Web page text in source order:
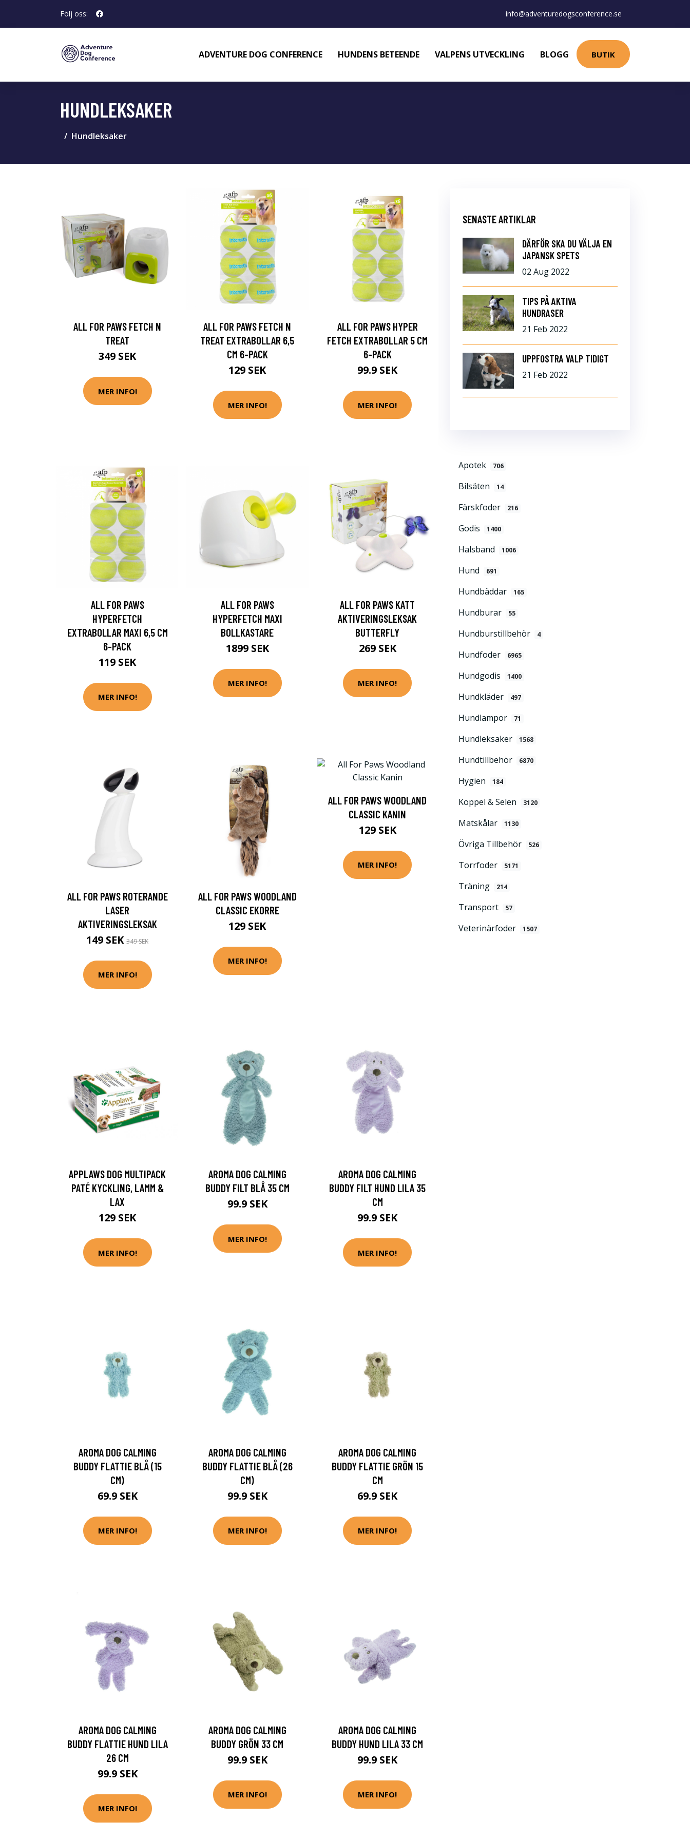
Följ oss: info@adventuredogsconference.se
ADVENTURE DOG CONFERENCE HUNDENS BETEENDE VALPENS UTVECKLING BLOGG BUTIK
HUNDLEKSAKER
Hundleksaker
SENASTE ARTIKLAR
DÄRFÖR SKA DU VÄLJA EN
JAPANSK SPETS
02 Aug 2022
TIPS PÅ AKTIVA
HUNDRASER
21 Feb 2022
UPPFOSTRA VALP TIDIGT
21 Feb 2022
Apotek 706
Bilsäten 14
Färskfoder 216
Godis 1400
Halsband 1006
Hund 691
Hundbäddar 165
Hundburar 55
Hundburstillbehör 4
Hundfoder 6965
Hundgodis 1400
Hundkläder 497
Hundlampor 71
Hundleksaker 1568
Hundtillbehör 6870
Hygien 184
Koppel & Selen 3120
Matskålar 1130
Övriga Tillbehör 526
Torrfoder 5171
Träning 214
Transport 57
Veterinärfoder 1507
ALL FOR PAWS FETCH N
TREAT
349 SEK
MER INFO!
ALL FOR PAWS FETCH N
TREAT EXTRABOLLAR 6,5
CM 6-PACK
129 SEK
MER INFO!
ALL FOR PAWS HYPER
FETCH EXTRABOLLAR 5 CM
6-PACK
99.9 SEK
MER INFO!
ALL FOR PAWS
HYPERFETCH
EXTRABOLLAR MAXI 6,5 CM
6-PACK
119 SEK
MER INFO!
ALL FOR PAWS
HYPERFETCH MAXI
BOLLKASTARE
1899 SEK
MER INFO!
ALL FOR PAWS KATT
AKTIVERINGSLEKSAK
BUTTERFLY
269 SEK
MER INFO!
ALL FOR PAWS ROTERANDE
LASER
AKTIVERINGSLEKSAK
149 SEK349 SEK
MER INFO!
ALL FOR PAWS WOODLAND
CLASSIC EKORRE
129 SEK
MER INFO!
ALL FOR PAWS WOODLAND
CLASSIC KANIN
129 SEK
MER INFO!
APPLAWS DOG MULTIPACK
PATÉ KYCKLING, LAMM &
LAX
129 SEK
MER INFO!
AROMA DOG CALMING
BUDDY FILT BLÅ 35 CM
99.9 SEK
MER INFO!
AROMA DOG CALMING
BUDDY FILT HUND LILA 35
CM
99.9 SEK
MER INFO!
AROMA DOG CALMING
BUDDY FLATTIE BLÅ (15
CM)
69.9 SEK
MER INFO!
AROMA DOG CALMING
BUDDY FLATTIE BLÅ (26
CM)
99.9 SEK
MER INFO!
AROMA DOG CALMING
BUDDY FLATTIE GRÖN 15
CM
69.9 SEK
MER INFO!
AROMA DOG CALMING
BUDDY FLATTIE HUND LILA
26 CM
99.9 SEK
MER INFO!
AROMA DOG CALMING
BUDDY GRÖN 33 CM
99.9 SEK
MER INFO!
AROMA DOG CALMING
BUDDY HUND LILA 33 CM
99.9 SEK
MER INFO!